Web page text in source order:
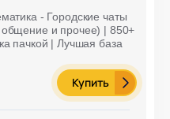
- Городские чаты
общение и прочее) | 850+
пачкой | Лучшая база
Купить